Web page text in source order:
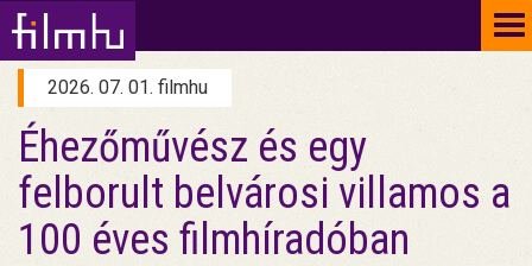
2026. 07. 01. filmhu
Éhezőművész és egy
felborult belvárosi villamos a
100 éves filmhíradóban